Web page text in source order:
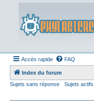
Accès rapide FAQ
Index du forum
Sujets sans réponse
Sujets actifs